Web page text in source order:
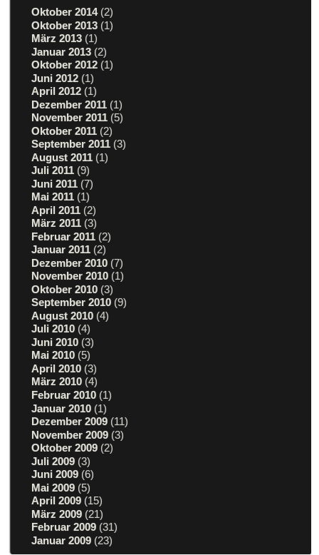
Oktober 2014(2)
Oktober 2013 (1)
März 2013 (1)
Januar 2013 (2)
Oktober 2012 (1)
Juni 2012 (1)
April 2012 (1)
Dezember 2011 (1)
November 2011 (5)
Oktober 2011 (2)
September 2011 (3)
August 2011 (1)
Juli 2011 (9)
Juni 2011 (7)
Mai 2011 (1)
April 2011 (2)
März 2011 (3)
Februar 2011 (2)
Januar 2011 (2)
Dezember 2010 (7)
November 2010 (1)
Oktober 2010 (3)
September 2010 (9)
August 2010 (4)
Juli 2010 (4)
Juni 2010 (3)
Mai 2010 (5)
April 2010 (3)
März 2010 (4)
Februar 2010 (1)
Januar 2010 (1)
Dezember 2009 (11)
November 2009 (3)
Oktober 2009 (2)
Juli 2009 (3)
Juni 2009 (6)
Mai 2009 (5)
April 2009 (15)
März 2009 (21)
Februar 2009 (31)
Januar 2009 (23)